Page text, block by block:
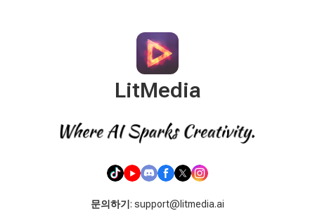
LitMedia
문의하기 : support@litmedia.ai